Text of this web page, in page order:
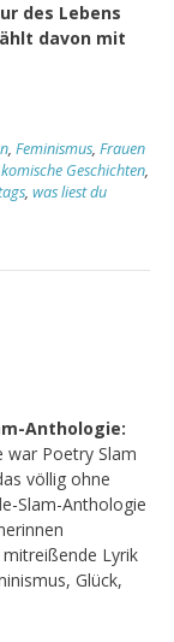
des Lebens
davon mit
, Feminismus, Frauen
komische Geschichten,
, was liest du
Anthologie:
war Poetry Slam
völlig ohne
Slam-Anthologie
Lyrik
Glück,